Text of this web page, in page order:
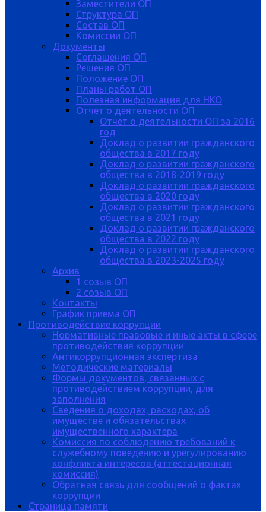
Заместители ОП
Структура ОП
Состав ОП
Комиссии ОП
Документы
Соглашения ОП
Решения ОП
Положение ОП
Планы работ ОП
Полезная информация для НКО
Отчет о деятельности ОП
Отчет о деятельности ОП за 2016
год
Доклад о развитии гражданского
общества в 2017 году
Доклад о развитии гражданского
общества в 2018-2019 году
Доклад о развитии гражданского
общества в 2020 году
Доклад о развитии гражданского
общества в 2021 году
Доклад о развитии гражданского
общества в 2022 году
Доклад о развитии гражданского
общества в 2023-2025 году
Архив
1 созыв ОП
2 созыв ОП
Контакты
График приема ОП
Противодействие коррупции
Нормативные правовые и иные акты в сфере
противодействия коррупции
Антикоррупционная экспертиза
Методические материалы
Формы документов, связанных с
противодействием коррупции, для
заполнения
Сведения о доходах, расходах, об
имуществе и обязательствах
имущественного характера
Комиссия по соблюдению требований к
служебному поведению и урегулированию
конфликта интересов (аттестационная
комиссия)
Обратная связь для сообщений о фактах
коррупции
Страница памяти